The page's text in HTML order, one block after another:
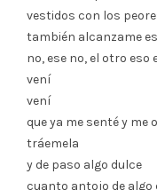
vestidos con los
también alcanzame
no, ese no, el otro
vení
vení
que ya me senté y me
tráemela
y de paso algo dulce
cuanto antojo de algo